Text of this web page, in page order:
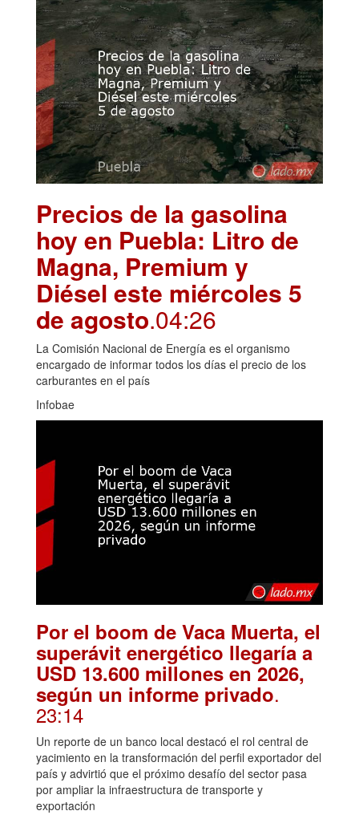
Precios de la gasolina
hoy en Puebla: Litro de
Magna, Premium y
Diésel este miércoles 5
de agosto.04:26
La Comisión Nacional de Energía es el organismo
encargado de informar todos los días el precio de los
carburantes en el país
Infobae
Por el boom de Vaca Muerta, el
superávit energético llegaría a
USD 13.600 millones en 2026,
según un informe privado.
23:14
Un reporte de un banco local destacó el rol central de
yacimiento en la transformación del perfil exportador del
país y advirtió que el próximo desafío del sector pasa
por ampliar la infraestructura de transporte y
exportación